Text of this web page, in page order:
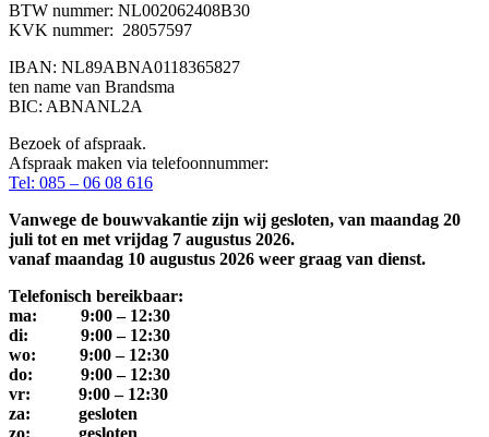
BTW nummer: NL002062408B30
KVK nummer: 28057597
IBAN: NL89ABNA0118365827
ten name van Brandsma
BIC: ABNANL2A
Bezoek of afspraak.
Afspraak maken via telefoonnummer:
Tel: 085 – 06 08 616
Vanwege de bouwvakantie zijn wij gesloten, van maandag 20
juli tot en met vrijdag 7 augustus 2026.
vanaf maandag 10 augustus 2026 weer graag van dienst.
Telefonisch bereikbaar:
ma: 9:00 – 12:30
di: 9:00 – 12:30
wo: 9:00 – 12:30
do: 9:00 – 12:30
vr: 9:00 – 12:30
za: gesloten